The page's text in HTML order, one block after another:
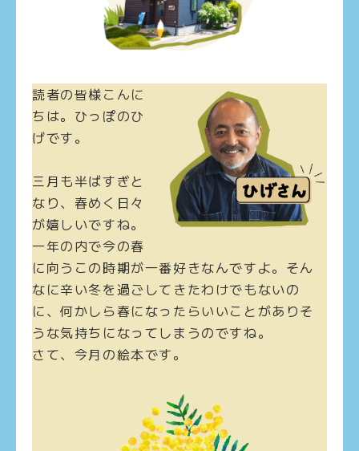
読者の皆様こんに
ちは。ひっぽのひ
げです。
三月も半ばすぎと
なり、春めく日々
が嬉しいですね。
一年の内で今の春
に向うこの時期が一番好きなんですよ。そん
なに辛い冬を過ごしてきたわけでもないの
に、何かしら春になったらいいことがありそ
うな気持ちになってしまうのですね。
さて、今月の絵本です。